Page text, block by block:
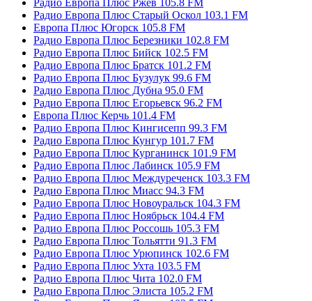
Радио Европа Плюс Ржев 105.8 FM
Радио Европа Плюс Старый Оскол 103.1 FM
Европа Плюс Югорск 105.8 FM
Радио Европа Плюс Березники 102.8 FM
Радио Европа Плюс Бийск 102.5 FM
Радио Европа Плюс Братск 101.2 FM
Радио Европа Плюс Бузулук 99.6 FM
Радио Европа Плюс Дубна 95.0 FM
Радио Европа Плюс Егорьевск 96.2 FM
Европа Плюс Керчь 101.4 FM
Радио Европа Плюс Кингисепп 99.3 FM
Радио Европа Плюс Кунгур 101.7 FM
Радио Европа Плюс Курганинск 101.9 FM
Радио Европа Плюс Лабинск 105.9 FM
Радио Европа Плюс Междуреченск 103.3 FM
Радио Европа Плюс Миасс 94.3 FM
Радио Европа Плюс Новоуральск 104.3 FM
Радио Европа Плюс Ноябрьск 104.4 FM
Радио Европа Плюс Россошь 105.3 FM
Радио Европа Плюс Тольятти 91.3 FM
Радио Европа Плюс Урюпинск 102.6 FM
Радио Европа Плюс Ухта 103.5 FM
Радио Европа Плюс Чита 102.0 FM
Радио Европа Плюс Элиста 105.2 FM